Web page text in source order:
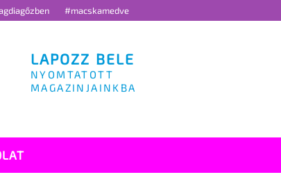
#macskamedve
LAPOZZ BELE
NYOMTATOTT
MAGAZINJAINKBA